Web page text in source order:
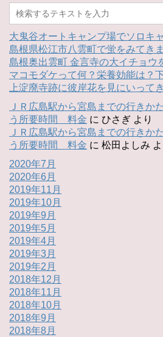
大鬼谷オートキャンプ場でソロキ
島根県松江市八雲町で蛍をみてき
島根奥出雲町 金言寺の大イチョウ
マコモダケって何？栄養効能は？
上淀廃寺跡に彼岸花を見にいって
ＪＲ広島駅から宮島までの行き
う所要時間 料金 に ひさぎ より
ＪＲ広島駅から宮島までの行き
う所要時間 料金 に 松田よしみ
2020年7月
2020年6月
2019年11月
2019年10月
2019年9月
2019年5月
2019年4月
2019年3月
2019年2月
2018年12月
2018年11月
2018年10月
2018年9月
2018年8月